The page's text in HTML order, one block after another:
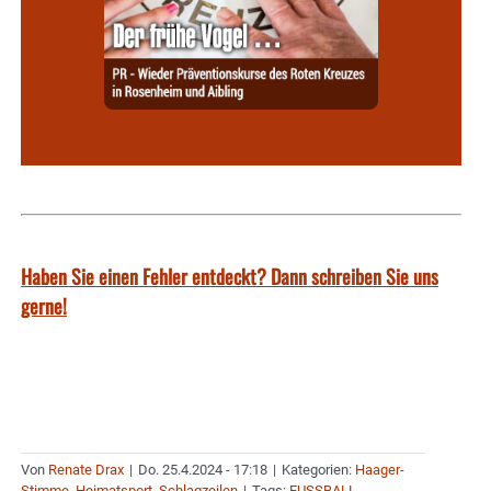
Haben Sie einen Fehler entdeckt? Dann schreiben Sie uns
gerne!
Von Renate Drax | Do. 25.4.2024 - 17:18 | Kategorien: Haager-